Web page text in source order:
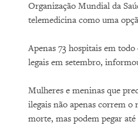
Organização Mundial da
telemedicina como uma
Apenas 73 hospitais em
legais em setembro,
Mulheres e meninas que
ilegais não apenas correm o
morte, mas podem pegar